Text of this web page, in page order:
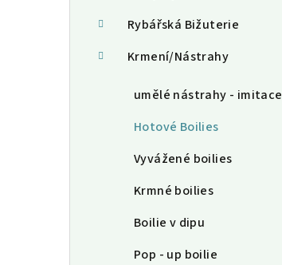
Rybářská Bižuterie
Krmení/Nástrahy
umělé nástrahy - imitace
Hotové Boilies
Vyvážené boilies
Krmné boilies
Boilie v dipu
Pop - up boilie